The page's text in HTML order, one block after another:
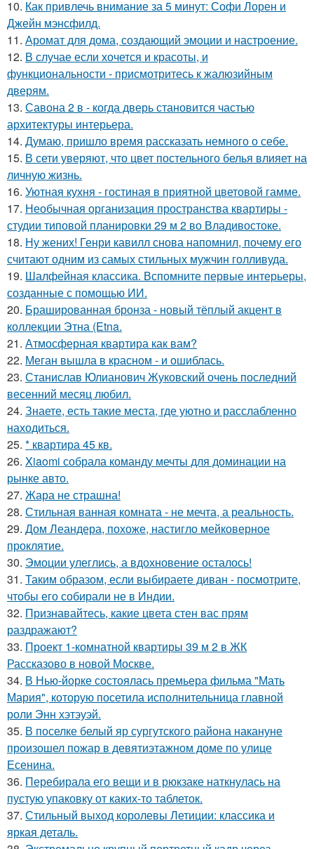
10. Как привлечь внимание за 5 минут: Софи Лорен и
Джейн мэнсфилд.
11. Аромат для дома, создающий эмоции и настроение.
12. В случае если хочется и красоты, и
функциональности - присмотритесь к жалюзийным
дверям.
13. Савона 2 в - когда дверь становится частью
архитектуры интерьера.
14. Думаю, пришло время рассказать немного о себе.
15. В сети уверяют, что цвет постельного белья влияет на
личную жизнь.
16. Уютная кухня - гостиная в приятной цветовой гамме.
17. Необычная организация пространства квартиры -
студии типовой планировки 29 м 2 во Владивостоке.
18. Ну жених! Генри кавилл снова напомнил, почему его
считают одним из самых стильных мужчин голливуда.
19. Шалфейная классика. Вспомните первые интерьеры,
созданные с помощью ИИ.
20. Брашированная бронза - новый тёплый акцент в
коллекции Этна (Etna.
21. Атмосферная квартира как вам?
22. Меган вышла в красном - и ошиблась.
23. Станислав Юлианович Жуковский очень последний
весенний месяц любил.
24. Знаете, есть такие места, где уютно и расслабленно
находиться.
25. * квартира 45 кв.
26. Xiaomi собрала команду мечты для доминации на
рынке авто.
27. Жара не страшна!
28. Стильная ванная комната - не мечта, а реальность.
29. Дом Леандера, похоже, настигло мейковерное
проклятие.
30. Эмоции улеглись, а вдохновение осталось!
31. Таким образом, если выбираете диван - посмотрите,
чтобы его собирали не в Индии.
32. Признавайтесь, какие цвета стен вас прям
раздражают?
33. Проект 1-комнатной квартиры 39 м 2 в ЖК
Рассказово в новой Москве.
34. В Нью-йорке состоялась премьера фильма "Мать
Мария", которую посетила исполнительница главной
роли Энн хэтэуэй.
35. В поселке белый яр сургутского района накануне
произошел пожар в девятиэтажном доме по улице
Есенина.
36. Перебирала его вещи и в рюкзаке наткнулась на
пустую упаковку от каких-то таблеток.
37. Стильный выход королевы Летиции: классика и
яркая деталь.